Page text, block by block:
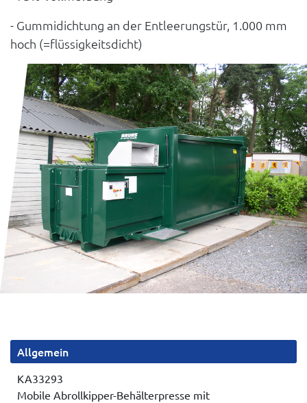
- Gummidichtung an der Entleerungstür, 1.000 mm
hoch (=flüssigkeitsdicht)
Allgemein
KA33293
Mobile Abrollkipper-Behälterpresse mit